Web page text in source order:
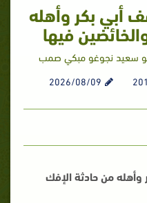
أبي بكر وأهله
فيها
أبو سعيد نجوغو مبكي صمب
2026/08/09
من حادثة الإفك